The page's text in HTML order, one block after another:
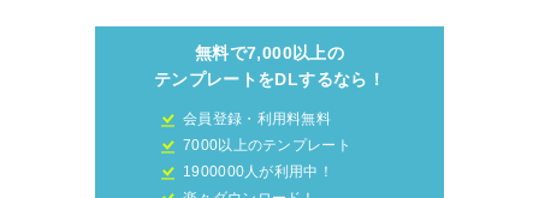
無料で7,000以上の
テンプレートをDLするなら！
会員登録・利用料無料
7000以上のテンプレート
1900000人が利用中！